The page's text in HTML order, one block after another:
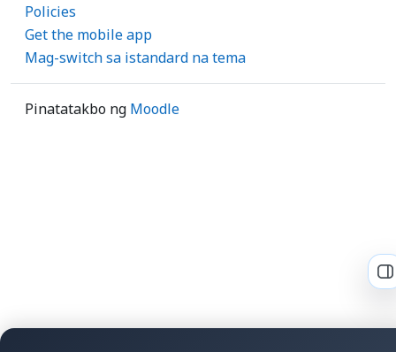
Policies
Get the mobile app
Mag-switch sa istandard na tema
Pinatatakbo ng Moodle